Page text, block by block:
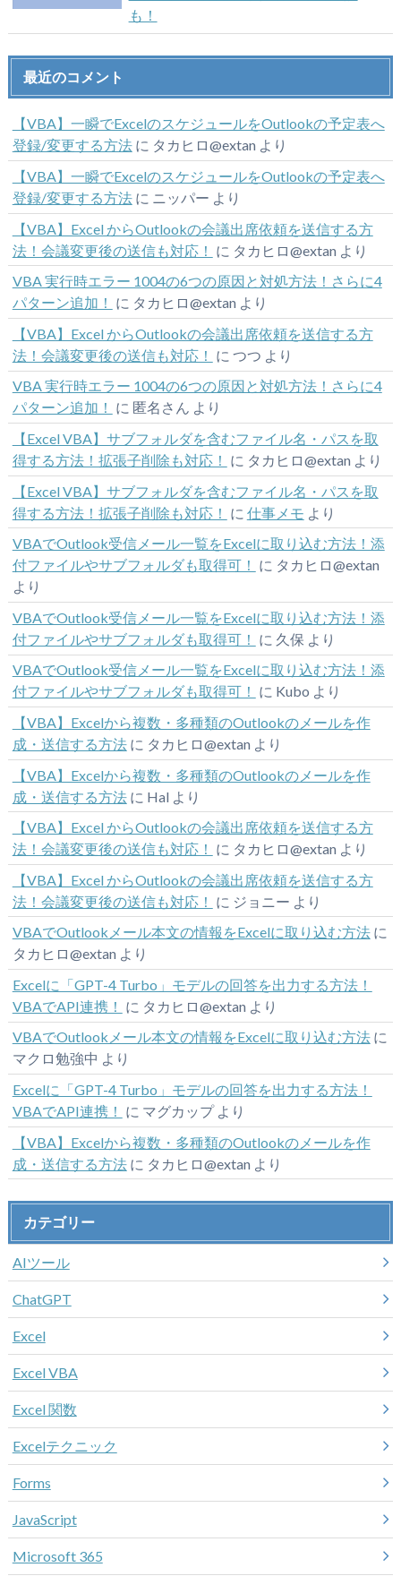
も！
最近のコメント
【VBA】一瞬でExcelのスケジュールをOutlookの予定表へ
登録/変更する方法に タカヒロ@extan より
【VBA】一瞬でExcelのスケジュールをOutlookの予定表へ
登録/変更する方法に ニッパー より
【VBA】Excel からOutlookの会議出席依頼を送信する方
法！会議変更後の送信も対応！ に タカヒロ@extan より
VBA 実行時エラー 1004の6つの原因と対処方法！さらに4
パターン追加！ に タカヒロ@extan より
【VBA】Excel からOutlookの会議出席依頼を送信する方
法！会議変更後の送信も対応！ に つつ より
VBA 実行時エラー 1004の6つの原因と対処方法！さらに4
パターン追加！ に 匿名さん より
【Excel VBA】サブフォルダを含むファイル名・パスを取
得する方法！拡張子削除も対応！ に タカヒロ@extan より
【Excel VBA】サブフォルダを含むファイル名・パスを取
得する方法！拡張子削除も対応！ に 仕事メモ より
VBAでOutlook受信メール一覧をExcelに取り込む方法！添
付ファイルやサブフォルダも取得可！ に タカヒロ@extan
より
VBAでOutlook受信メール一覧をExcelに取り込む方法！添
付ファイルやサブフォルダも取得可！ に 久保 より
VBAでOutlook受信メール一覧をExcelに取り込む方法！添
付ファイルやサブフォルダも取得可！ に Kubo より
【VBA】Excelから複数・多種類のOutlookのメールを作
成・送信する方法に タカヒロ@extan より
【VBA】Excelから複数・多種類のOutlookのメールを作
成・送信する方法に Hal より
【VBA】Excel からOutlookの会議出席依頼を送信する方
法！会議変更後の送信も対応！ に タカヒロ@extan より
【VBA】Excel からOutlookの会議出席依頼を送信する方
法！会議変更後の送信も対応！ に ジョニー より
VBAでOutlookメール本文の情報をExcelに取り込む方法に
タカヒロ@extan より
Excelに「GPT-4 Turbo」モデルの回答を出力する方法！
VBAでAPI連携！ に タカヒロ@extan より
VBAでOutlookメール本文の情報をExcelに取り込む方法に
マクロ勉強中 より
Excelに「GPT-4 Turbo」モデルの回答を出力する方法！
VBAでAPI連携！ に マグカップより
【VBA】Excelから複数・多種類のOutlookのメールを作
成・送信する方法に タカヒロ@extan より
カテゴリー
AIツール
ChatGPT
Excel
Excel VBA
Excel 関数
Excelテクニック
Forms
JavaScript
Microsoft 365